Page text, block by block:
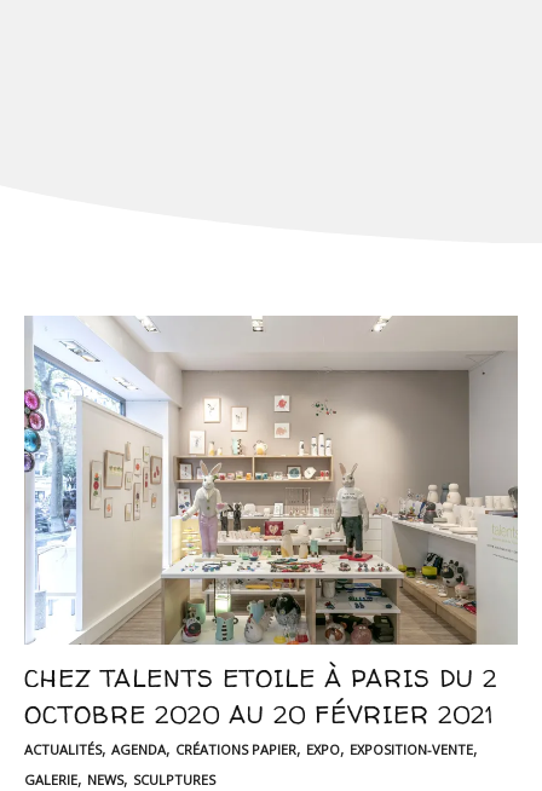
CHEZ TALENTS ETOILE À PARIS DU 2
OCTOBRE 2020 AU 20 FÉVRIER 2021
ACTUALITÉS, AGENDA, CRÉATIONS PAPIER, EXPO, EXPOSITION-VENTE,
GALERIE, NEWS, SCULPTURES